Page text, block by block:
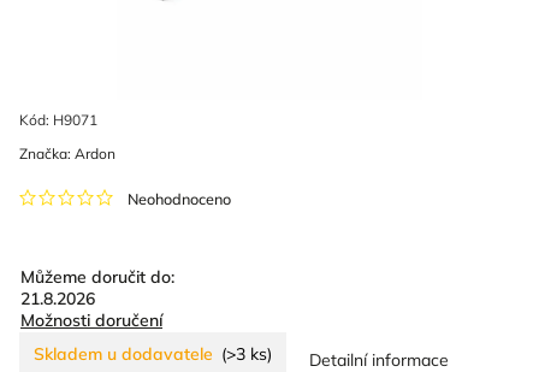
Kód: H9071
Neohodnoceno
Značka: Ardon
Můžeme doručit do:
21.8.2026
Možnosti doručení
Skladem u dodavatele (>3 ks) Detailní informace